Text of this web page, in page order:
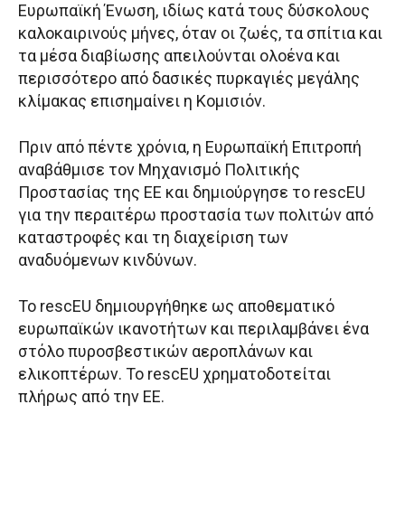
Ευρωπαϊκή Ένωση, ιδίως κατά τους δύσκολους
καλοκαιρινούς μήνες, όταν οι ζωές, τα σπίτια και
τα μέσα διαβίωσης απειλούνται ολοένα και
περισσότερο από δασικές πυρκαγιές μεγάλης
κλίμακας επισημαίνει η Κομισιόν.
Πριν από πέντε χρόνια, η Ευρωπαϊκή Επιτροπή
αναβάθμισε τον Μηχανισμό Πολιτικής
Προστασίας της ΕΕ και δημιούργησε το rescEU
για την περαιτέρω προστασία των πολιτών από
καταστροφές και τη διαχείριση των
αναδυόμενων κινδύνων.
Το rescEU δημιουργήθηκε ως αποθεματικό
ευρωπαϊκών ικανοτήτων και περιλαμβάνει ένα
στόλο πυροσβεστικών αεροπλάνων και
ελικοπτέρων. Το rescEU χρηματοδοτείται
πλήρως από την ΕΕ.